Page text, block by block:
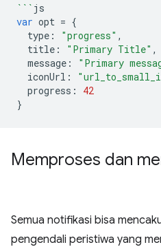
``` js
var opt = {
type : "progress" ,
title : "Primary Title" ,
message : "Primary
iconUrl :
progress :
42
}
Memproses dan
Semua notifikasi bisa
pengendali peristiwa yang